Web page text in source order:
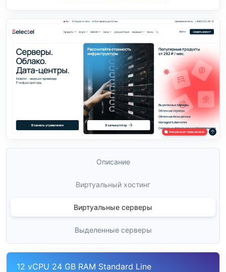
Описание
Виртуальный хостинг
Виртуальные серверы
Выделенные серверы
12 vCPU 24 GB RAM Standard Line